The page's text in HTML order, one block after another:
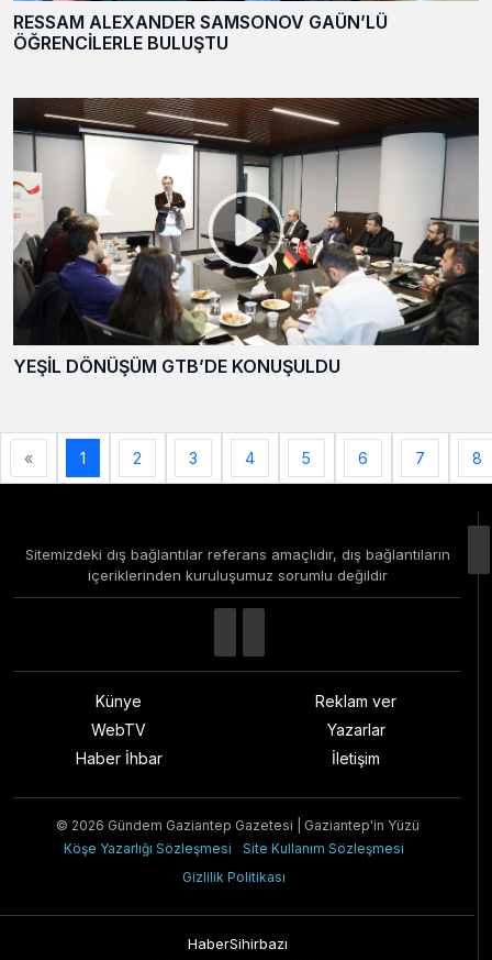
RESSAM ALEXANDER SAMSONOV GAÜN’LÜ
ÖĞRENCİLERLE BULUŞTU
YEŞİL DÖNÜŞÜM GTB’DE KONUŞULDU
« 1 2 3 4 5 6 7 8
Sitemizdeki dış bağlantılar referans amaçlıdır, dış bağlantıların
içeriklerinden kuruluşumuz sorumlu değildir
Künye
WebTV
Haber İhbar
Reklam ver
Yazarlar
İletişim
© 2026 Gündem Gaziantep Gazetesi | Gaziantep'in Yüzü
Köşe Yazarlığı Sözleşmesi
Site Kullanım Sözleşmesi
Gizlilik Politikası
HaberSihirbazı